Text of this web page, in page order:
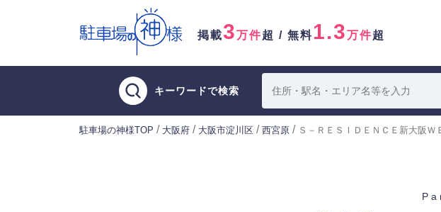
掲載3万件超 / 無料1.3万件超
キーワードで検索
駐車場の神様TOP / 大阪府 / 大阪市淀川区 / 西宮原 / Ｓ－ＲＥＳＩＤＥＮＣＥ新大阪Ｗ